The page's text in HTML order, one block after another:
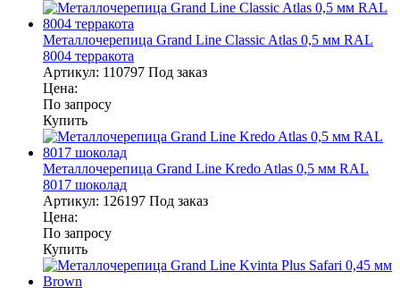
Металлочерепица Grand Line Classic Atlas 0,5 мм RAL
8004 терракота
Артикул: 110797 Под заказ
Цена:
По запросу
Купить
Металлочерепица Grand Line Kredo Atlas 0,5 мм RAL
8017 шоколад
Артикул: 126197 Под заказ
Цена:
По запросу
Купить